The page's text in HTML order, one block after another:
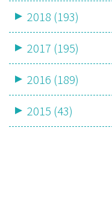
2018 (193)
2017 (195)
2016 (189)
2015 (43)